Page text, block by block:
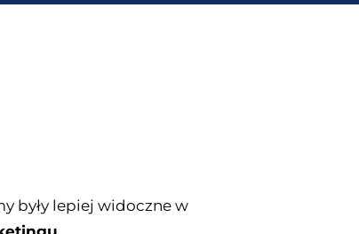
były lepiej widoczne w